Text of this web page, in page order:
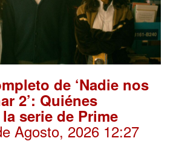
de ‘Nadie nos
2’: Quiénes
serie de Prime
Agosto, 2026 12:27